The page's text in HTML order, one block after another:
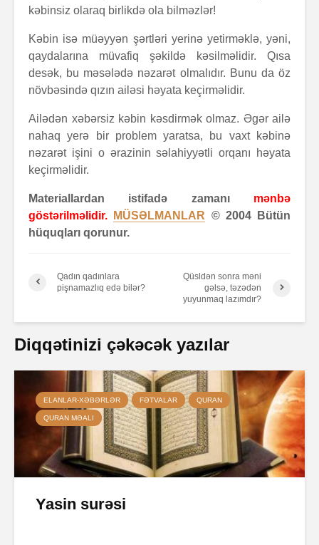
kəbinsiz olaraq birlikdə ola bilməzlər!
Kəbin isə müəyyən şərtləri yerinə yetirməklə, yəni,
qaydalarına müvafiq şəkildə kəsilməlidir. Qısa
desək, bu məsələdə nəzarət olmalıdır. Bunu da öz
növbəsində qızın ailəsi həyata keçirməlidir.
Ailədən xəbərsiz kəbin kəsdirmək olmaz. Əgər ailə
nahaq yerə bir problem yaratsa, bu vaxt kəbinə
nəzarət işini o ərazinin səlahiyyətli orqanı həyata
keçirməlidir.
Materiallardan istifadə zamanı mənbə
göstərilməlidir.
MÜSƏLMANLAR © 2004 Bütün
hüquqları qorunur.
Qadın qadınlara
pişnamazlıq edə bilər?
Qüsldən sonra məni
gəlsə, təzədən
yuyunmaq lazımdır?
Diqqətinizi çəkəcək yazılar
ELANLAR-XƏBƏRLƏR FƏTVALAR QURAN
QURAN MƏALI
Yasin surəsi